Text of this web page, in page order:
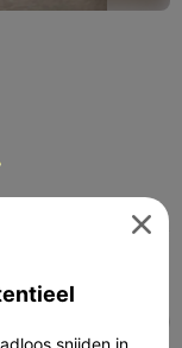

snijden in